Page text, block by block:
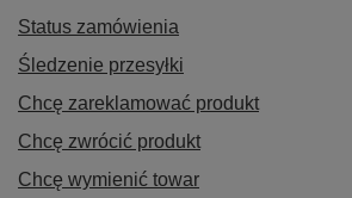
Status zamówienia
Śledzenie przesyłki
Chcę zareklamować produkt
Chcę zwrócić produkt
Chcę wymienić towar